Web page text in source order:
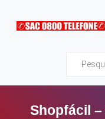
Shopfácil –